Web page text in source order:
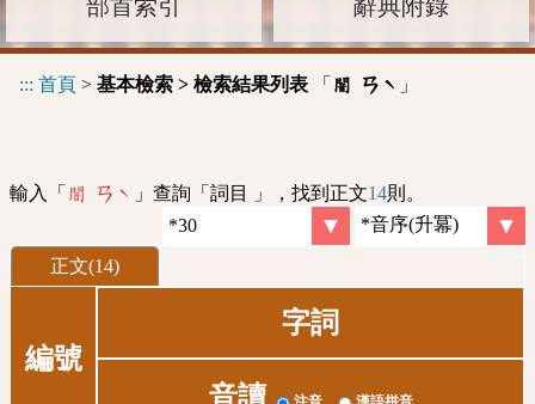
部首索引 辭典附錄
::: 首頁 > 基本檢索 > 檢索結果列表 「 闇 ㄢˋ 」
輸入「 闇 ㄢˋ 」查詢「詞目 」，找到正文14則。
正文(14)
編號
字詞
音讀